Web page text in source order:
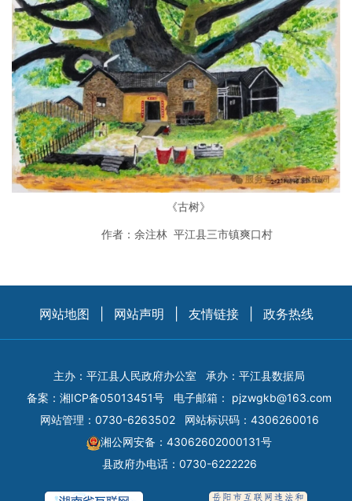
《古树》
作者：余注林 平江县三市镇爽口村
网站地图 网站声明 友情链接 政务热线
主办：平江县人民政府办公室
承办：平江县数据局
备案： 湘ICP备05013451号 电子邮箱： pjzwgkb@163.com
网站管理：0730-6263502
网站标识码：4306260016
湘公网安备：43062602000131号
县政府办电话：0730-6222226